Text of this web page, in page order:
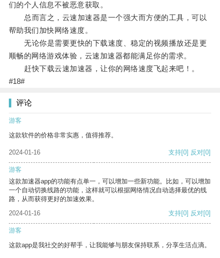
们的个人信息不被恶意获取。
总而言之，云速加速器是一个强大而方便的工具，可以
帮助我们加快网络速度。
无论你是需要更快的下载速度、稳定的视频播放还是更
顺畅的网络游戏体验，云速加速器都能满足你的需求。
赶快下载云速加速器，让你的网络速度飞起来吧！。
#18#
评论
游客
这款软件的价格非常实惠，值得推荐。
2024-01-16 支持[0] 反对[0]
游客
这款加速器app的功能有点单一，可以增加一些新功能。比如，可以增加
一个自动切换线路的功能，这样就可以根据网络情况自动选择最优的线
路，从而获得更好的加速效果。
2024-01-16
支持[0] 反对[0]
游客
这款app是我社交的好帮手，让我能够与朋友保持联系，分享生活点滴。